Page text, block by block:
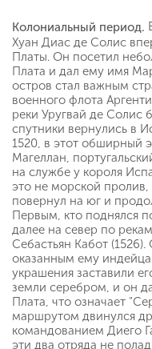
Колониальный период.
Хуан Диас де Солис
Платы. Он посетил
Плата и дал ему имя
остров стал важным
военного флота
реки Уругвай де Солис
спутники вернулись в
1520, в этот обширный
Магеллан,
на службе у короля
это не морской
повернул на юг и
Первым, кто поднялся
далее на север по
Себастьян Кабот
оказанным ему
украшения заставили
земли серебром, и он
Плата, что означает
маршрутом двинулся
командованием Диего
эти два отряда не